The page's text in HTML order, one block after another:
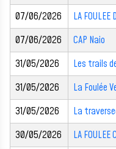
07/06/2026
LA FOULEE
07/06/2026
CAP Naio
31/05/2026
Les trails
31/05/2026
La Foulée
31/05/2026
La
30/05/2026
LA FOULEE